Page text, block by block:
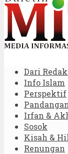
Dari
Info Islam
Perspektif
Irfan &
Sosok
Kisah &
Renungan